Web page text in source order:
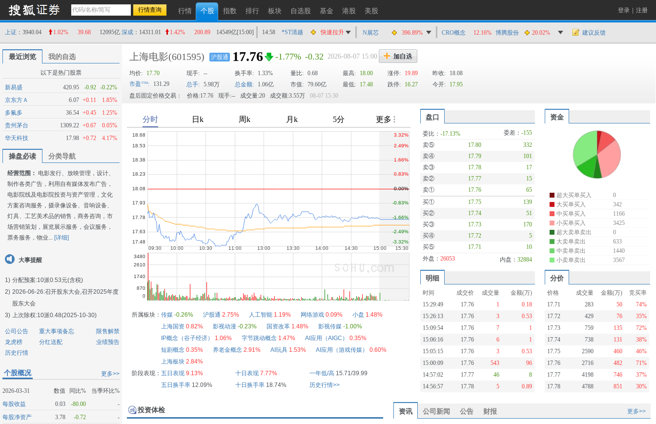
行情 个股 指数 排行 板块 自选股 基金 港股 美股 登录 注册
上证 ：3940.04 1.02% 39.68 12095亿 深成 ：14311.01 1.42% 200.89 14549亿[15:00] 14:58 *ST清越
快速拉升
14:56
上工Ｂ股
快速拉升
14:56
爱丽家居
快速拉升
14:56
金凯生科
14:56
南亚新材
猛烈打压
14:55
成都先导
盛达资源
14:55
盛达资源
快速拉升
N展芯 396.89% CRO概念 12.16% 博腾股份 20.02% 建议反馈
最近浏览 我的自选
以下是热门股票
新易盛 420.95 -0.92 -0.22%
京东方Ａ
6.07 +0.11
1.85%
多氟多
36.54 +0.45
1.25%
贵州茅台
1309.22 +0.67
0.05%
华天科技
17.98 +0.72 4.17%
操盘必读 分类导航
经营范围： 电影发行、放映管理，设计、
制作各类广告，利用自有媒体发布广告，
电影院线及电影院投资与资产管理，文化
方案咨询服务，摄录像设备、音响设备、
灯具、工艺美术品的销售，商务咨询，市
场营销策划，展览展示服务，会议服务，
票务服务，物业... [详细]
大事提醒
1) 分配预案:10派0.53元(含税)
2) 2026-06-26:召开股东大会,召开2025年度
股东大会
3) 上次除权:10派0.48(2025-10-30)
公司公告 重大事项备忘
限售解禁
龙虎榜
分红送配
业绩预告
历史行情
更多>>
个股概况
2026-03-31 数值 同比%
当季环比%
每股收益
0.03 -80.00
-
每股净资产
3.78 -0.72
-
上海电影(601595) 沪股通 17.76 -1.77% -0.32 2026-08-07 15:00
均价: 17.70 现手: -- 换手率: 1.33% 量比: 0.68 最高: 18.00 涨停: 19.89 昨收:
18.08
市盈
: 131.29 总手: 5.98万 总金额: 1.06亿 市值: 79.60亿 最低: 17.48 跌停: 16.27 今开:
17.95
盘后固定价格交易：
价格:17.76 现手:-- 成交量:20 成交额:3.55万 08-07 15:30
所属板块： 传媒 -0.26% 沪股通 2.75% 人工智能 1.19% 网络游戏 0.09% 小盘 1.48%
上海国资 0.82% 影视动漫 -0.23% 国资改革 1.48% 影视传媒 -1.00%
IP概念（谷子经济）
1.06% 字节跳动概念 1.47% AI应用（AIGC）
0.35%
短剧概念 0.35% 养老金概念 2.91% AI玩具 1.53% AI应用（游戏传媒）
0.60%
上海板块 2.84%
阶段表现： 五日表现 9.13% 十日表现 7.77% 一年低/高 15.71/39.99
五日换手率12.09% 十日换手率18.74% 历史行情>>
盘口 资金
委比：-17.13% 委差：-155
卖⑤
17.80
332
卖④
17.79
101
卖③
17.78
17
卖②
17.77
15
卖①
17.76
65
买①
17.75
139
买②
17.74
51
买③
17.73
170
买④
17.72
5
买⑤
17.71
10
外盘：26053 内盘：32884
超大买单买入
0
大买单买入
342
中买单买入
1166
小买单买入
3425
超大卖单卖出
0
大卖单卖出
633
中卖单卖出
1440
小卖单卖出
3567
明细 分价
时间 成交价 成交量
金额(万)
15:29:49
17.76 1
0.18
15:26:13
17.76 3
0.53
15:09:54
17.76 7
1
15:06:16
17.76 6
1
15:05:15
17.76 3
0.53
15:00:09
17.76 543
96
14:57:02
17.77 46
8
14:56:57
17.78 5 0.89
价格 成交量 金额(万)
竞买率
17.71
283 50
74%
17.72
429 76
35%
17.73
759 135
72%
17.74
738 131
38%
17.75
2590 460
46%
17.76
2716 482
71%
17.77
4198 746
37%
17.78
4788 851 30%
投资体检 资讯 公司新闻 公告 财报 更多>>